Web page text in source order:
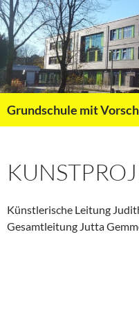
Zum
Inhalt
springen
Grundschule mit
Künstlerische Leitung
Gesamtleitung Jutta